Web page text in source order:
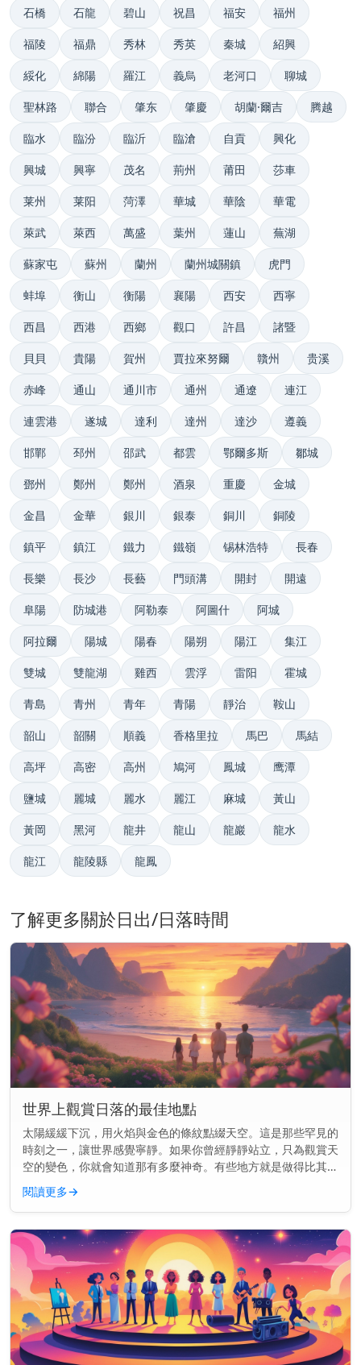
石橋 石龍 碧山 祝昌 福安 福州
福陵 福鼎 秀林 秀英 秦城 紹興
綏化 綿陽 羅江 義烏 老河口 聊城
聖林路 聯合 肇东 肇慶 胡蘭·爾吉 腾越
臨水 臨汾 臨沂 臨滄 自貢 興化
興城 興寧 茂名 荊州 莆田 莎車
莱州 莱阳 菏澤 華城 華陰 華電
萊武 萊西 萬盛 葉州 蓮山 蕪湖
蘇家屯 蘇州 蘭州 蘭州城關鎮 虎門
蚌埠 衡山 衡陽 襄陽 西安 西寧
西昌 西港 西鄉 觀口 許昌 諸暨
貝貝 貴陽 賀州 賈拉來努爾 贛州 贵溪
赤峰 通山 通川市 通州 通遼 連江
連雲港 遂城 達利 達州 達沙 遵義
邯鄲 邳州 邵武 都雲 鄂爾多斯 鄒城
鄧州 鄭州 鄭州 酒泉 重慶 金城
金昌 金華 銀川 銀泰 銅川 銅陵
鎮平 鎮江 鐵力 鐵嶺 锡林浩特 長春
長樂 長沙 長藝 門頭溝 開封 開遠
阜陽 防城港 阿勒泰 阿圖什 阿城
阿拉爾 陽城 陽春 陽朔 陽江 集江
雙城 雙龍湖 雞西 雲浮 雷阳 霍城
青島 青州 青年 青陽 靜治 鞍山
韶山 韶關 順義 香格里拉 馬巴 馬結
高坪 高密 高州 鳩河 鳳城 鹰潭
鹽城 麗城 麗水 麗江 麻城 黃山
黃岡 黑河 龍井 龍山 龍巖 龍水
龍江 龍陵縣 龍鳳
了解更多關於日出/日落時間
世界上觀賞日落的最佳地點
太陽緩緩下沉，用火焰與金色的條紋點綴天空。這是那些罕見的
時刻之一，讓世界感覺寧靜。如果你曾經靜靜站立，只為觀賞天
空的變色，你就會知道那有多麼神奇。有些地方就是做得比其他
地方更好。這裡的景色就像是為你而畫的一樣。 快速見解： 前
往聖托里尼、大...
閱讀更多→